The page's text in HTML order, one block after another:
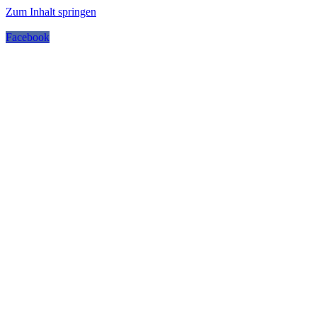
Zum Inhalt springen
Facebook